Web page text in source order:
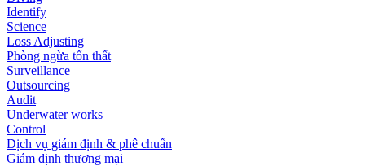
Identify
Science
Loss Adjusting
Phòng ngừa tổn thất
Surveillance
Outsourcing
Audit
Underwater works
Control
Dịch vụ giám định & phê chuẩn
Giám định thương mại